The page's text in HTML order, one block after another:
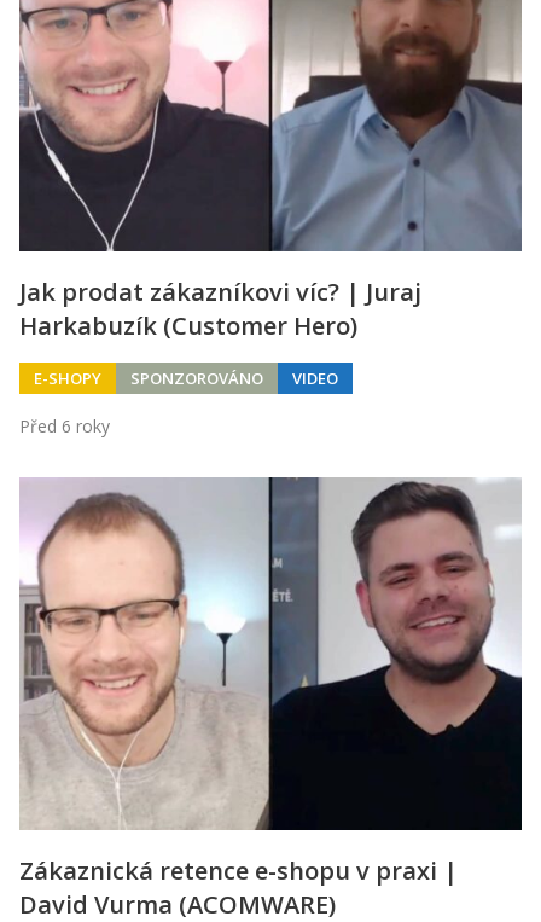
Přihlášení
Kontakt
Obchodní podmínky
Hledaná fráze Hledat
Jak prodat zákazníkovi víc? | Juraj
Harkabuzík (Customer Hero)
E-SHOPY SPONZOROVÁNO VIDEO
Před 6 roky
Zákaznická retence e-shopu v praxi |
David Vurma (ACOMWARE)